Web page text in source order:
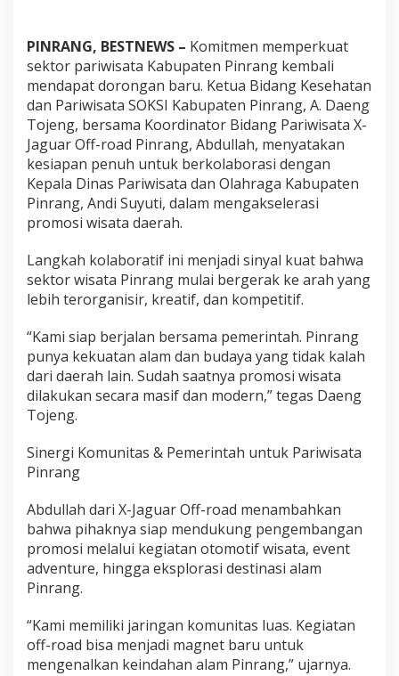
a
i
B
e
s
a
r
D
o
r
g
P
r
m
o
s
W
t
i
n
r
a
n
i
n
g
g
PINRANG, BESTNEWS – Komitmen memperkuat
sektor pariwisata Kabupaten Pinrang kembali
mendapat dorongan baru. Ketua Bidang Kesehatan
dan Pariwisata SOKSI Kabupaten Pinrang, A. Daeng
Tojeng, bersama Koordinator Bidang Pariwisata X-
Jaguar Off-road Pinrang, Abdullah, menyatakan
kesiapan penuh untuk berkolaborasi dengan
Kepala Dinas Pariwisata dan Olahraga Kabupaten
Pinrang, Andi Suyuti, dalam mengakselerasi
promosi wisata daerah.
Langkah kolaboratif ini menjadi sinyal kuat bahwa
sektor wisata Pinrang mulai bergerak ke arah yang
lebih terorganisir, kreatif, dan kompetitif.
“Kami siap berjalan bersama pemerintah. Pinrang
punya kekuatan alam dan budaya yang tidak kalah
dari daerah lain. Sudah saatnya promosi wisata
dilakukan secara masif dan modern,” tegas Daeng
Tojeng.
Sinergi Komunitas & Pemerintah untuk Pariwisata
Pinrang
Abdullah dari X-Jaguar Off-road menambahkan
bahwa pihaknya siap mendukung pengembangan
promosi melalui kegiatan otomotif wisata, event
adventure, hingga eksplorasi destinasi alam
Pinrang.
“Kami memiliki jaringan komunitas luas. Kegiatan
off-road bisa menjadi magnet baru untuk
mengenalkan keindahan alam Pinrang,” ujarnya.